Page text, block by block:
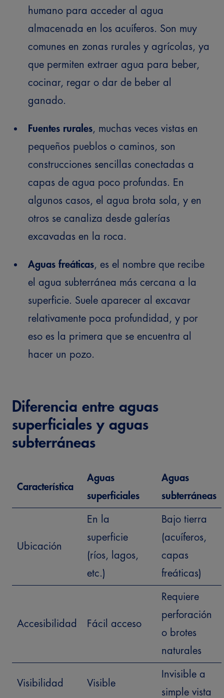
humano para acceder al agua
almacenada en los acuíferos. Son muy
comunes en zonas rurales y agrícolas, ya
que permiten extraer agua para beber,
cocinar, regar o dar de beber al
ganado.
Fuentes rurales, muchas veces vistas en
pequeños pueblos o caminos, son
construcciones sencillas conectadas a
capas de agua poco profundas. En
algunos casos, el agua brota sola, y en
otros se canaliza desde galerías
excavadas en la roca.
Aguas freáticas, es el nombre que recibe
el agua subterránea más cercana a la
superficie. Suele aparecer al excavar
relativamente poca profundidad, y por
eso es la primera que se encuentra al
hacer un pozo.
Diferencia entre aguas
superficiales y aguas
subterráneas
Característica
Aguas
superficiales
Aguas
subterráneas
Ubicación
En la
superficie
(ríos, lagos,
etc.)
Bajo tierra
(acuíferos,
capas
freáticas)
Accesibilidad Fácil acceso
Requiere
perforación
o brotes
naturales
Visibilidad Visible
Invisible a
simple vista